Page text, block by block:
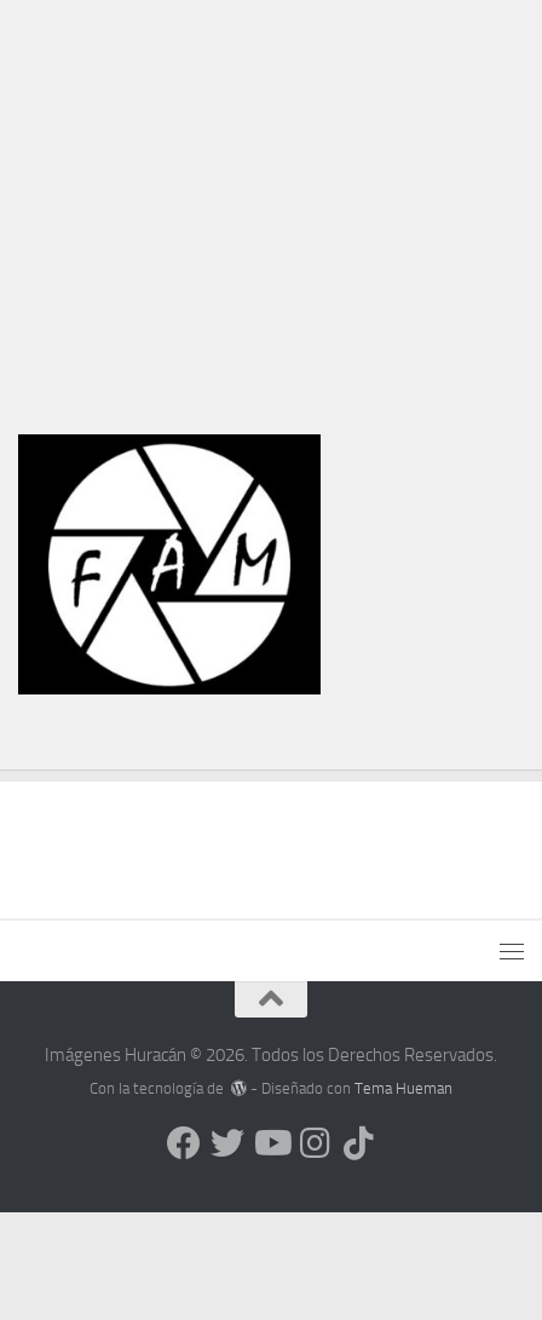
Imágenes Huracán © 2026. Todos los Derechos Reservados.
Con la tecnología de - Diseñado conTema Hueman